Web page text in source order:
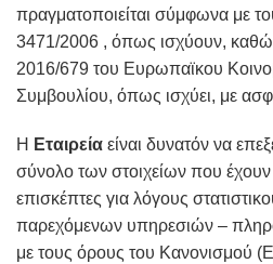
πραγματοποιείται σύμφωνα με
3471/2006 , όπως ισχύουν,
2016/679 του Ευρωπαϊκου
Συμβουλίου, όπως ισχύει, με
Η Εταιρεία είναι δυνατόν να
σύνολο των στοιχείων που έχουν
επισκέπτες για λόγους
παρεχόμενων υπηρεσιών –
με τους όρους του Κανονισμού